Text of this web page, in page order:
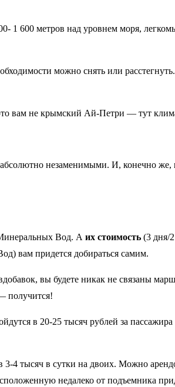
1 600 метров над уровнем моря,
можно снять или
вам не крымский Ай-Петри — тут
незаменимыми. И, конечно
Вод. А их стоимость (3 дня/
вам придется добираться самим.
вы будете никак не связаны
получится!
в 20-25 тысяч рублей за
тысяч в сутки на двоих. Можно
недалеко от подъемника